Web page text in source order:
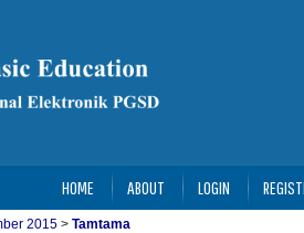
HOME ABOUT LOGIN
2015 > Tamtama